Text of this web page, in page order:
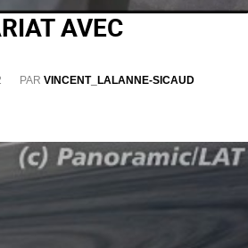
AVEC
PAR VINCENT_LALANNE-SICAUD